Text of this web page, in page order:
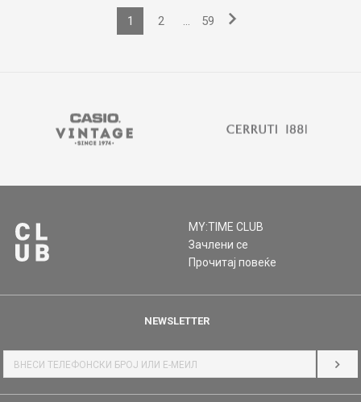
1 2 ... 59
MY:TIME CLUB
Зачлени се
Прочитај повеќе
NEWSLETTER